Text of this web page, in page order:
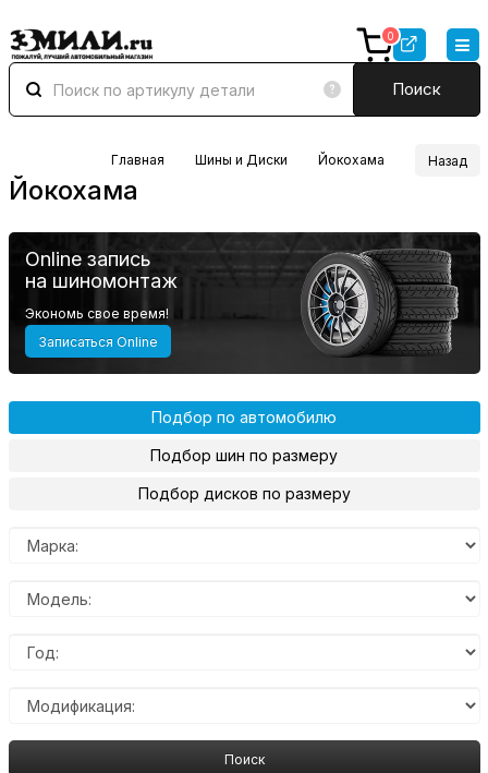
Поиск
0
Йокохама
Главная Шины и Диски Йокохама Назад
Online запись
на шиномонтаж
Экономь свое время!
Записаться Online
Подбор по автомобилю
Подбор шин по размеру
Подбор дисков по размеру
Поиск